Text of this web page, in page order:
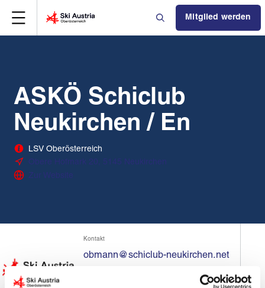
Mitglied werden
ASKÖ Schiclub
Neukirchen / En
LSV Oberösterreich
Obere Hofmark 20, 5145 Neukirchen
Zur Website
Kontakt
obmann@schiclub-neukirchen.net